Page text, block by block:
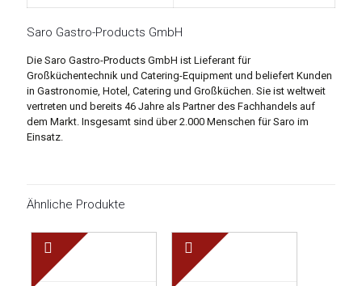
Saro Gastro-Products GmbH
Die Saro Gastro-Products GmbH ist Lieferant für
Großküchentechnik und Catering-Equipment und beliefert Kunden
in Gastronomie, Hotel, Catering und Großküchen. Sie ist weltweit
vertreten und bereits 46 Jahre als Partner des Fachhandels auf
dem Markt. Insgesamt sind über 2.000 Menschen für Saro im
Einsatz.
Ähnliche Produkte